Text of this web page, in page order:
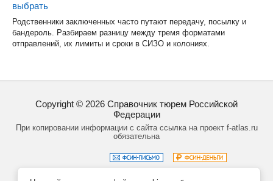
выбрать
Родственники заключенных часто путают передачу, посылку и
бандероль. Разбираем разницу между тремя форматами
отправлений, их лимиты и сроки в СИЗО и колониях.
Copyright © 2026 Справочник тюрем Российской
Федерации
При копировании информации с сайта ссылка на проект f-atlas.ru
обязательна